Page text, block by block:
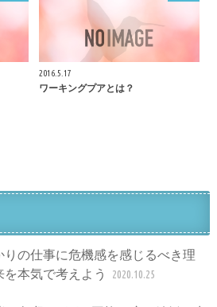
2016.5.17
ワーキングプアとは？
りの仕事に危機感を感じるべき理
を本気で考えよう
2020.10.25